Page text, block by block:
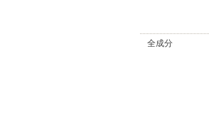
全成分